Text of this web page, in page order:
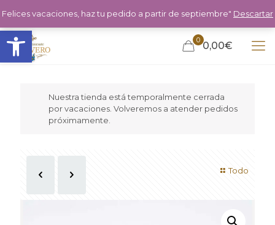
Abrir barra de herramientas 0 0,00€
Nuestra tienda está temporalmente cerrada
por vacaciones. Volveremos a atender pedidos
próximamente.
Todo
Felices vacaciones, haz tu pedido a partir de septiembre" Descartar